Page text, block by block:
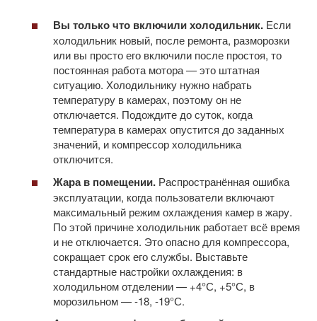
Вы только что включили холодильник. Если
холодильник новый, после ремонта, разморозки
или вы просто его включили после простоя, то
постоянная работа мотора — это штатная
ситуацию. Холодильнику нужно набрать
температуру в камерах, поэтому он не
отключается. Подождите до суток, когда
температура в камерах опустится до заданных
значений, и компрессор холодильника
отключится.
Жара в помещении. Распространённая ошибка
эксплуатации, когда пользователи включают
максимальный режим охлаждения камер в жару.
По этой причине холодильник работает всё время
и не отключается. Это опасно для компрессора,
сокращает срок его службы. Выставьте
стандартные настройки охлаждения: в
холодильном отделении — +4°С, +5°С, в
морозильном — -18, -19°С.